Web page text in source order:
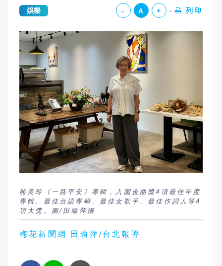
娛樂 - A + 列印
熊美玲《一路平安》專輯，入圍金曲獎4項最佳年度
專輯、最佳台語專輯、最佳女歌手、最佳作詞人等4
項大獎。圖/田瑜萍攝
梅花新聞網 田瑜萍/台北報導